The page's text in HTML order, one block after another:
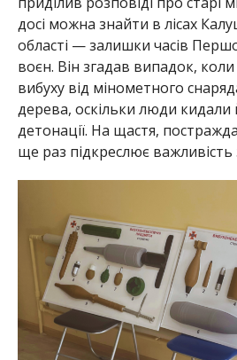
досі можна знайти в лісах
області — залишки часів
воєн. Він згадав випадок, коли
вибуху від мінометного
дерева, оскільки люди кидали
детонації. На щастя,
ще раз підкреслює